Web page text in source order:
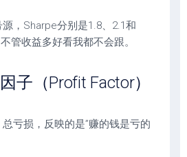
，Sharpe分别是1.8、2.1和
管收益多好看我都不会跟。
子（Profit Factor）
亏损，反映的是”赚的钱是亏的